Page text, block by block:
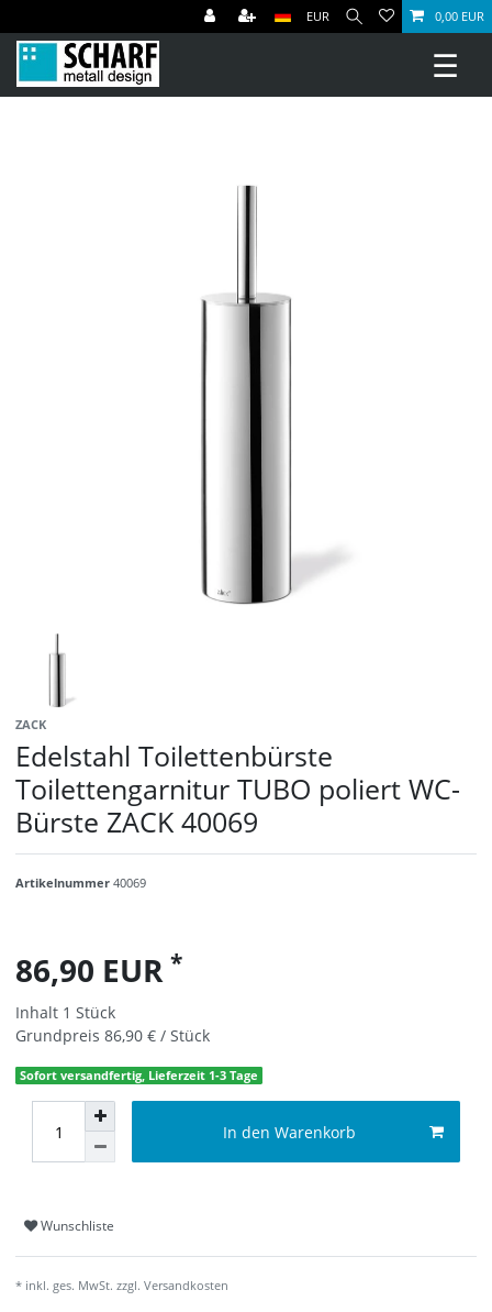
EUR 0,00 EUR
☰
ZACK
Edelstahl Toilettenbürste
Toilettengarnitur TUBO poliert WC-
Bürste ZACK 40069
Artikelnummer 40069
86,90 EUR *
Inhalt 1 Stück
Grundpreis 86,90 € / Stück
Sofort versandfertig, Lieferzeit 1-3 Tage
In den Warenkorb
Wunschliste
* inkl. ges. MwSt. zzgl. Versandkosten